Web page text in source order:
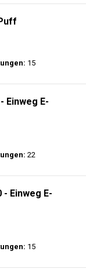
15
Einweg E-
22
Einweg E-
15